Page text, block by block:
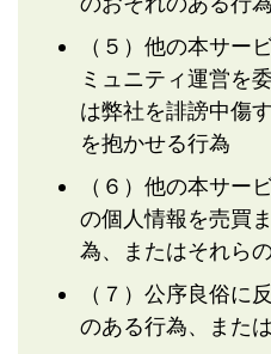
（５）他の本サー
ミュニティ運営を
は弊社を誹謗中傷
を抱かせる行為
（６）他の本サー
の個人情報を売買
為、またはそれら
（７）公序良俗に
のある行為、また